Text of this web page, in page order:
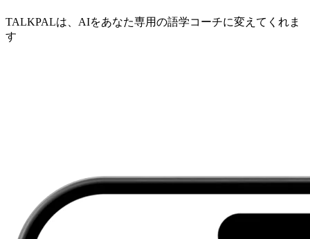
TALKPALは、AIをあなた専用の語学コーチに変えてくれま
す